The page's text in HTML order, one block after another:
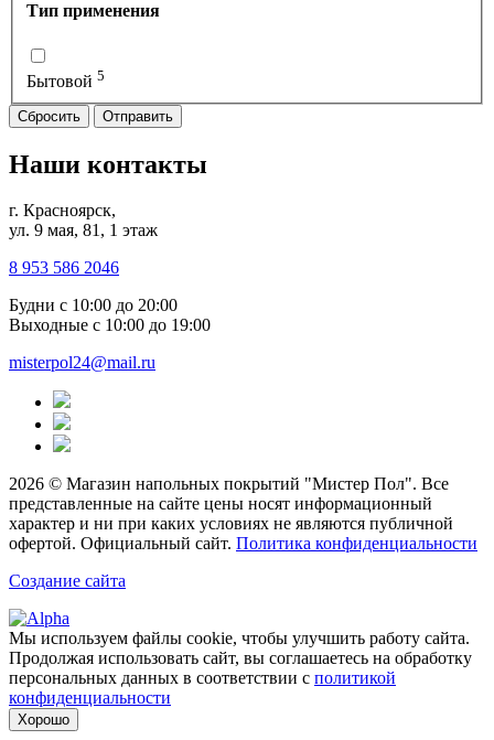
Тип применения
Бытовой 5
Сбросить Отправить
Наши контакты
г. Красноярск,
ул. 9 мая, 81, 1 этаж
8 953 586 2046
Будни с 10:00 до 20:00
Выходные с 10:00 до 19:00
misterpol24@mail.ru
2026 © Магазин напольных покрытий "Мистер Пол". Все
представленные на сайте цены носят информационный
характер и ни при каких условиях не являются публичной
офертой. Официальный сайт. Политика конфиденциальности
Создание сайта
Мы используем файлы cookie, чтобы улучшить работу сайта.
Продолжая использовать сайт, вы соглашаетесь на обработку
персональных данных в соответствии с политикой
конфиденциальности
Хорошо